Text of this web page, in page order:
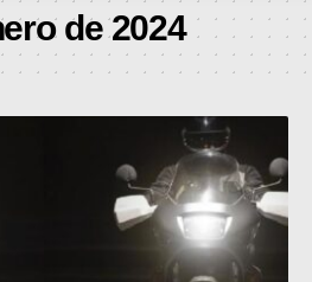
de 2024